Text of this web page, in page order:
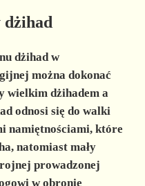
dżihad
dżihad w
można dokonać
wielkim dżihadem a
odnosi się do walki
namiętnościami, które
natomiast mały
prowadzonej
w obronie